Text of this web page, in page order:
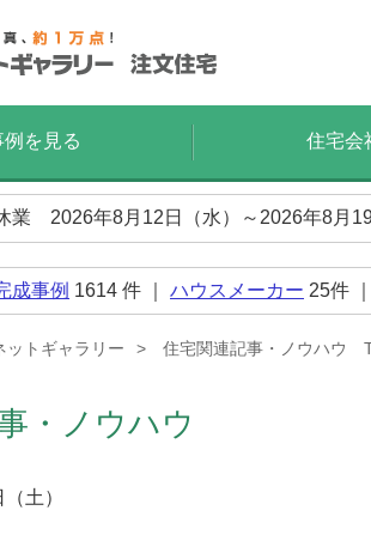
例を見る 住宅会
業 2026年8月12日（水）～2026年8月
成事例 1614 件 ｜ ハウスメーカー 25件
ットギャラリー 住宅関連記事・ノウハウ
・ノウハウ
土）